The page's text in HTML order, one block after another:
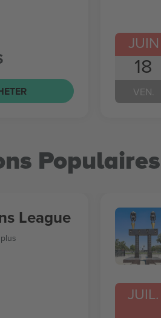
JUIN
18
VEN.
Populaires
League
JUIL.